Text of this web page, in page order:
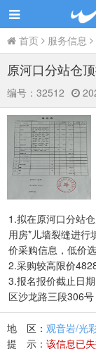
首页 服务信息
原河口分站仓
编号： 32512
1.拟在原河口分站
用房*儿墙裂缝进行
价采购信息，低价
2.采购较高限价
3.报名报价截止日
区沙龙路三段306号
地 区： 观音岩/光
提 示： 该信息已